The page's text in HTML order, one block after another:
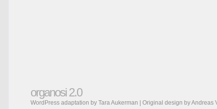
organosi 2.0
WordPress adaptation by Tara Aukerman | Original design byAndreas